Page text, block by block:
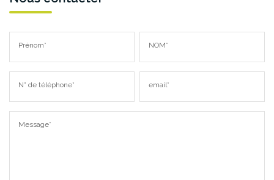
Prénom* NOM*
N° de téléphone* email*
Message*